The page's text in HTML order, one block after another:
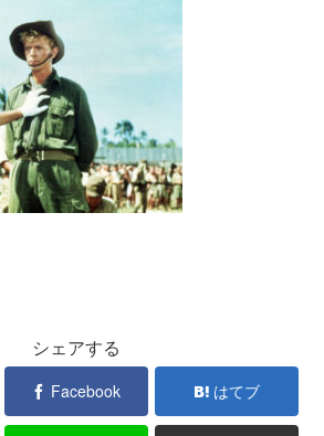
シェアする
Facebook はてブ